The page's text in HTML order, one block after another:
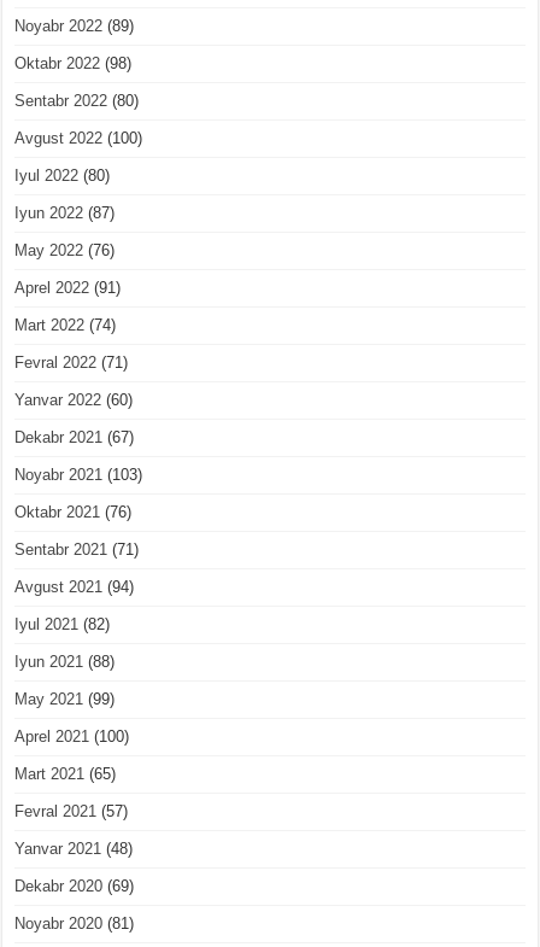
Noyabr 2022 (89)
Oktabr 2022 (98)
Sentabr 2022 (80)
Avgust 2022 (100)
Iyul 2022 (80)
Iyun 2022 (87)
May 2022 (76)
Aprel 2022 (91)
Mart 2022 (74)
Fevral 2022 (71)
Yanvar 2022 (60)
Dekabr 2021 (67)
Noyabr 2021 (103)
Oktabr 2021 (76)
Sentabr 2021 (71)
Avgust 2021 (94)
Iyul 2021 (82)
Iyun 2021 (88)
May 2021 (99)
Aprel 2021 (100)
Mart 2021 (65)
Fevral 2021 (57)
Yanvar 2021 (48)
Dekabr 2020 (69)
Noyabr 2020 (81)